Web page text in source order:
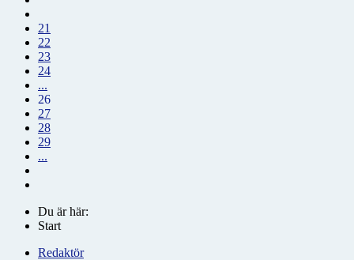
21
22
23
24
...
26
27
28
29
...
Du är här:
Start
Redaktör